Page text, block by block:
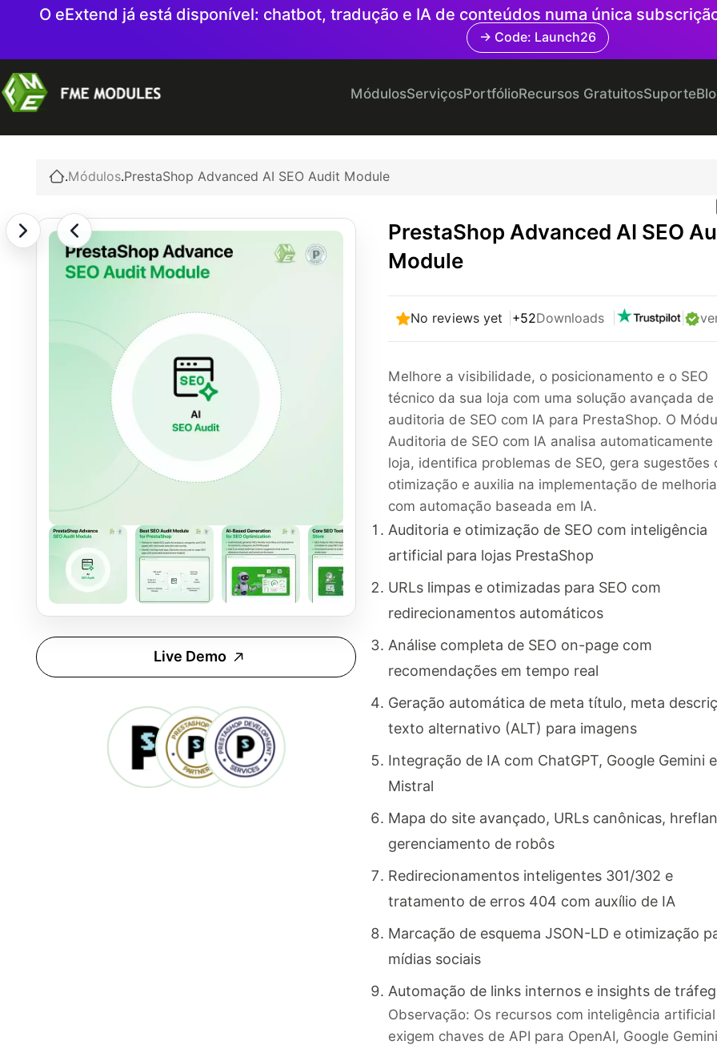
O eExtend já está disponível: chatbot, tradução e IA de conteúdos numa única
→ Code: Launch26
MódulosServiçosPortfólioRecursos GratuitosSuporte
.Módulos.PrestaShop Advanced AI SEO Audit Module
Live Demo
PrestaShop Advanced AI SEO
Module
No reviews yet +52Downloads |
Melhore a visibilidade, o posicionamento e o SEO
técnico da sua loja com uma solução avançada de
auditoria de SEO com IA para PrestaShop. O
Auditoria de SEO com IA analisa automaticamente
loja, identifica problemas de SEO, gera sugestões
otimização e auxilia na implementação de
com automação baseada em IA.
Auditoria e otimização de SEO com inteligência
artificial para lojas PrestaShop
URLs limpas e otimizadas para SEO com
redirecionamentos automáticos
Análise completa de SEO on-page com
recomendações em tempo real
Geração automática de meta título, meta
texto alternativo (ALT) para imagens
Integração de IA com ChatGPT, Google Gemini e
Mistral
Mapa do site avançado, URLs canônicas,
gerenciamento de robôs
Redirecionamentos inteligentes 301/302 e
tratamento de erros 404 com auxílio de IA
Marcação de esquema JSON-LD e otimização
mídias sociais
Automação de links internos e insights de
Observação: Os recursos com inteligência artificial
exigem chaves de API para OpenAI, Google